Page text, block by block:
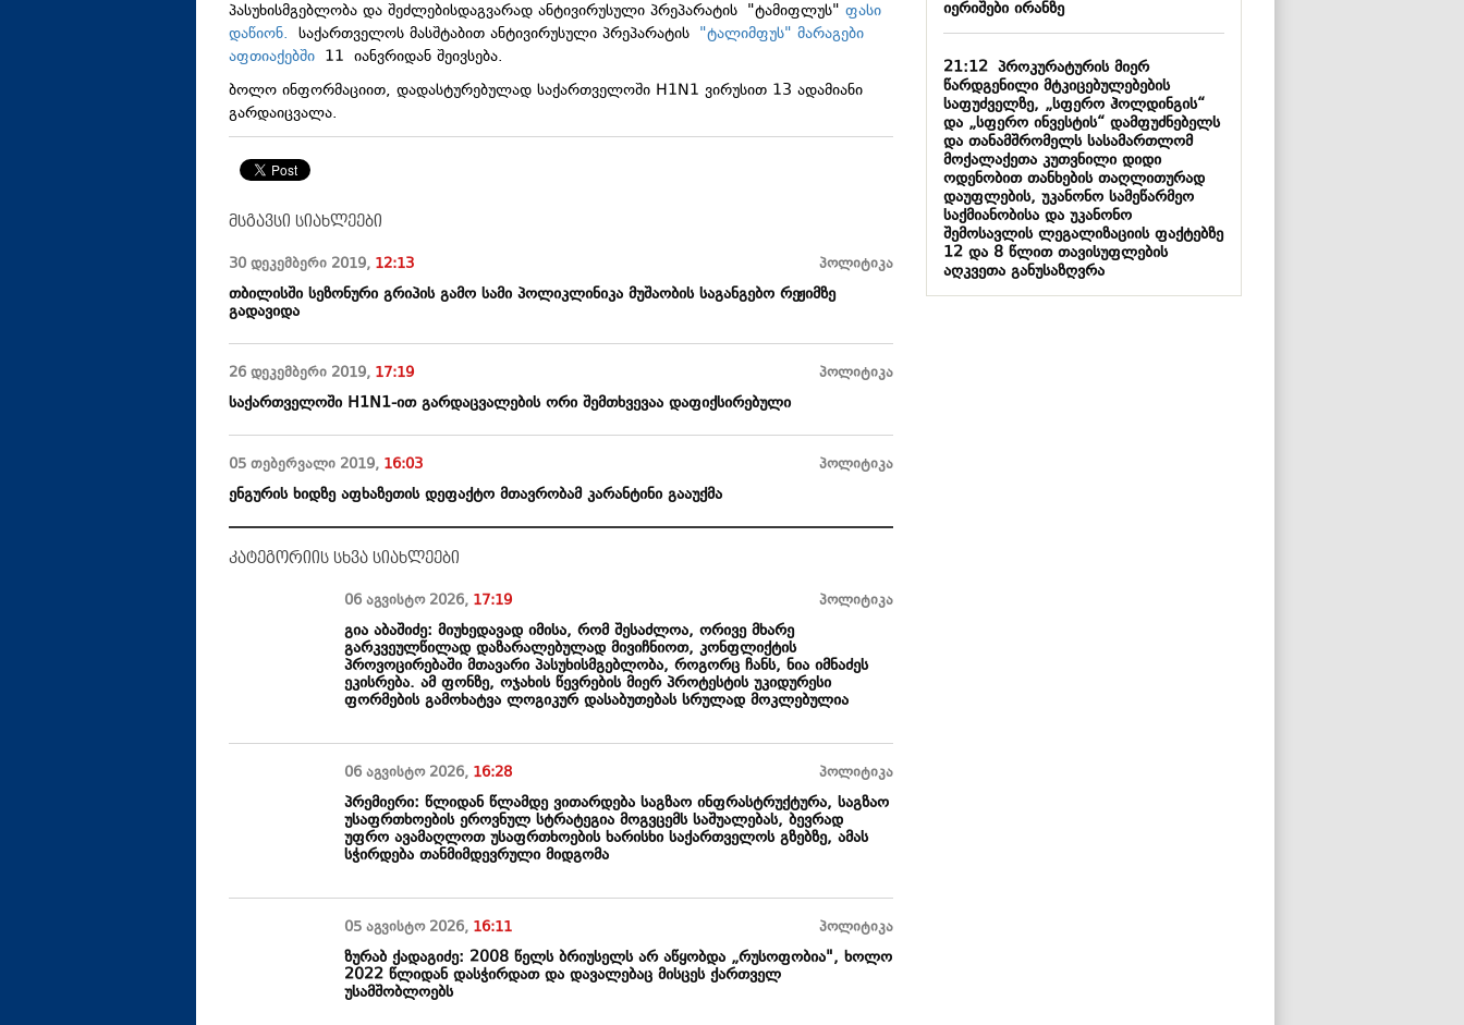
პასუხისმგებლობა და შეძლებისდაგვარად ანტივირუსული პრეპარატის "ტამიფლუს" ფასი
დაწიონ. საქართველოს მასშტაბით ანტივირუსული პრეპარატის "ტალიმფუს" მარაგები
აფთიაქებში 11 იანვრიდან შეივსება.
ბოლო ინფორმაციით, დადასტურებულად საქართველოში H1N1 ვირუსით 13 ადამიანი
გარდაიცვალა.
მსგავსი სიახლეები
30 დეკემბერი 2019, 12:13 პოლიტიკა
თბილისში სეზონური გრიპის გამო სამი პოლიკლინიკა მუშაობის საგანგებო რეჟიმზე
გადავიდა
26 დეკემბერი 2019, 17:19 პოლიტიკა
საქართველოში H1N1-ით გარდაცვალების ორი შემთხვევაა დაფიქსირებული
05 თებერვალი 2019, 16:03 პოლიტიკა
ენგურის ხიდზე აფხაზეთის დეფაქტო მთავრობამ კარანტინი გააუქმა
კატეგორიის სხვა სიახლეები
06 აგვისტო 2026, 17:19 პოლიტიკა
გია აბაშიძე: მიუხედავად იმისა, რომ შესაძლოა, ორივე მხარე
გარკვეულწილად დაზარალებულად მივიჩნიოთ, კონფლიქტის
პროვოცირებაში მთავარი პასუხისმგებლობა, როგორც ჩანს, ნია იმნაძეს
ეკისრება. ამ ფონზე, ოჯახის წევრების მიერ პროტესტის უკიდურესი
ფორმების გამოხატვა ლოგიკურ დასაბუთებას სრულად მოკლებულია
06 აგვისტო 2026, 16:28 პოლიტიკა
პრემიერი: წლიდან წლამდე ვითარდება საგზაო ინფრასტრუქტურა, საგზაო
უსაფრთხოების ეროვნულ სტრატეგია მოგვცემს საშუალებას, ბევრად
უფრო ავამაღლოთ უსაფრთხოების ხარისხი საქართველოს გზებზე, ამას
სჭირდება თანმიმდევრული მიდგომა
05 აგვისტო 2026, 16:11 პოლიტიკა
ზურაბ ქადაგიძე: 2008 წელს ბრიუსელს არ აწყობდა „რუსოფობია", ხოლო
2022 წლიდან დასჭირდათ და დავალებაც მისცეს ქართველ
უსამშობლოებს
იერიშები ირანზე
21:12პროკურატურის მიერ
წარდგენილი მტკიცებულებების
საფუძველზე, „სფერო ჰოლდინგის“
და „სფერო ინვესტის“ დამფუძნებელს
და თანამშრომელს სასამართლომ
მოქალაქეთა კუთვნილი დიდი
ოდენობით თანხების თაღლითურად
დაუფლების, უკანონო სამეწარმეო
საქმიანობისა და უკანონო
შემოსავლის ლეგალიზაციის ფაქტებზე
12 და 8 წლით თავისუფლების
აღკვეთა განუსაზღვრა